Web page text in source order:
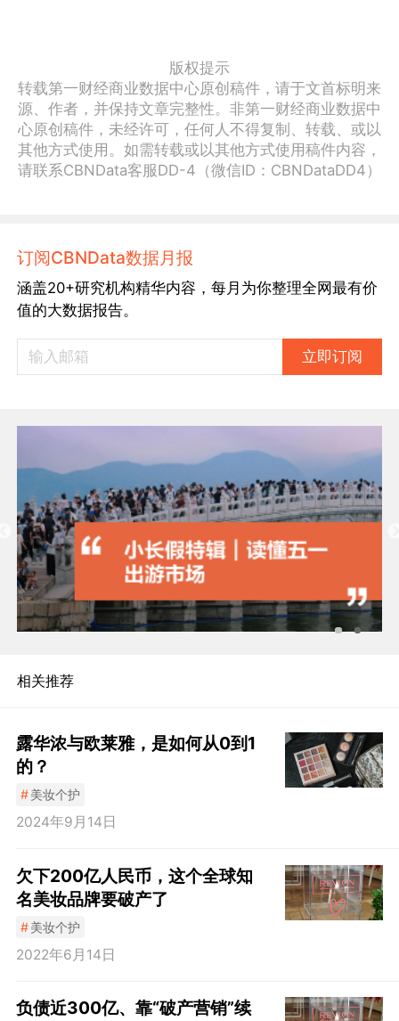
版权提示
转载第一财经商业数据中心原创稿件，请于文首标明来
源、作者，并保持文章完整性。非第一财经商业数据中
心原创稿件，未经许可，任何人不得复制、转载、或以
其他方式使用。如需转载或以其他方式使用稿件内容，
请联系CBNData客服DD-4（微信ID：CBNDataDD4）
订阅CBNData数据月报
涵盖20+研究机构精华内容，每月为你整理全网最有价
值的大数据报告。
立即订阅
相关推荐
露华浓与欧莱雅，是如何从0到1
的？
#美妆个护
2024年9月14日
欠下200亿人民币，这个全球知
名美妆品牌要破产了
#美妆个护
2022年6月14日
负债近300亿、靠“破产营销”续